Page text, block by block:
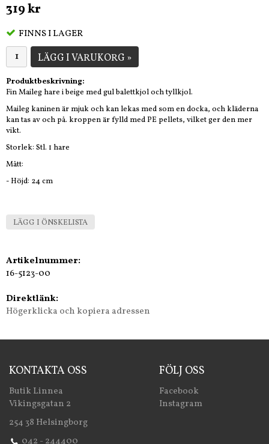
319 kr
FINNS I LAGER
LÄGG I VARUKORG »
Produktbeskrivning:
Fin Maileg hare i beige med gul balettkjol och tyllkjol.
Maileg kaninen är mjuk och kan lekas med som en docka, och kläderna
kan tas av och på. kroppen är fylld med PE pellets, vilket ger den mer
vikt.
Storlek: Stl. 1 hare
Mått:
- Höjd: 24 cm
LÄGG I ÖNSKELISTA
Artikelnummer:
16-5123-00
Direktlänk:
Högerklicka och kopiera adressen
KONTAKTA OSS
Butik Linnea
Vikingsgatan 2
254 38 Helsingborg
042 - 244400
FÖLJ OSS
Facebook
Instagram